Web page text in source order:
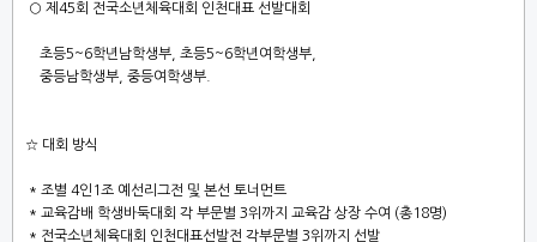
○ 제 45회 전국소년체육대회 인천대표 선발대회
초등5~6학년남학생부 초등5~6학년여학생부
중등남학생부 중등여학생부
☆ 대회 방식
* 조별 4인 1 조 예선리그전 및 본선 토너먼트
* 교육감배 학생바둑대회 각 부문별 3위까지 교육감 상장 수여 (총18명)
* 전국소년체육대회 인천대표선발전 각부문별 3위까지 선발